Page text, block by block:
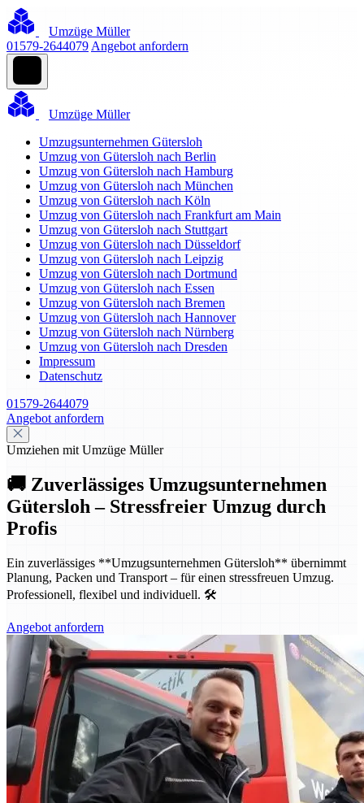
Umzüge Müller
01579-2644079 Angebot anfordern
Umzüge Müller
Umzugsunternehmen Gütersloh
Umzug von Gütersloh nach Berlin
Umzug von Gütersloh nach Hamburg
Umzug von Gütersloh nach München
Umzug von Gütersloh nach Köln
Umzug von Gütersloh nach Frankfurt am Main
Umzug von Gütersloh nach Stuttgart
Umzug von Gütersloh nach Düsseldorf
Umzug von Gütersloh nach Leipzig
Umzug von Gütersloh nach Dortmund
Umzug von Gütersloh nach Essen
Umzug von Gütersloh nach Bremen
Umzug von Gütersloh nach Hannover
Umzug von Gütersloh nach Nürnberg
Umzug von Gütersloh nach Dresden
Impressum
Datenschutz
01579-2644079
Angebot anfordern
Umziehen mit Umzüge Müller
🚚 Zuverlässiges Umzugsunternehmen
Gütersloh – Stressfreier Umzug durch
Profis
Ein zuverlässiges **Umzugsunternehmen Gütersloh** übernimmt
Planung, Packen und Transport – für einen stressfreuen Umzug.
Professionell, flexibel und individuell. 🛠️
Angebot anfordern